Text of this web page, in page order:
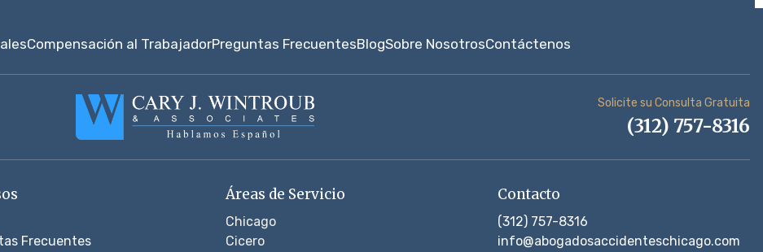
Compensación al TrabajadorPreguntas FrecuentesBlogSobre NosotrosContáctenos
Solicite su Consulta Gratuita
(312) 757-8316
Frecuentes
Áreas de Servicio
Chicago
Cicero
Contacto
(312) 757-8316
info@abogadosaccidenteschicago.com